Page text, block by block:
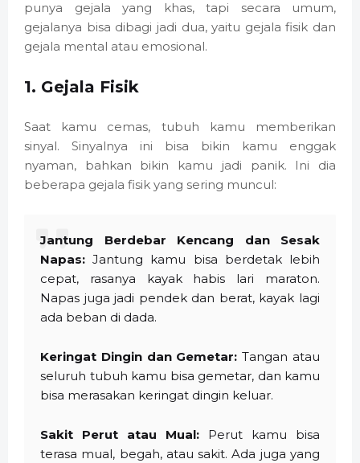
punya gejala yang khas, tapi secara umum,
gejalanya bisa dibagi jadi dua, yaitu gejala fisik dan
gejala mental atau emosional.
1. Gejala Fisik
Saat kamu cemas, tubuh kamu memberikan
sinyal. Sinyalnya ini bisa bikin kamu enggak
nyaman, bahkan bikin kamu jadi panik. Ini dia
beberapa gejala fisik yang sering muncul:
Jantung Berdebar Kencang dan Sesak
Napas: Jantung kamu bisa berdetak lebih
cepat, rasanya kayak habis lari maraton.
Napas juga jadi pendek dan berat, kayak lagi
ada beban di dada.
Keringat Dingin dan Gemetar: Tangan atau
seluruh tubuh kamu bisa gemetar, dan kamu
bisa merasakan keringat dingin keluar.
Sakit Perut atau Mual: Perut kamu bisa
terasa mual, begah, atau sakit. Ada juga yang